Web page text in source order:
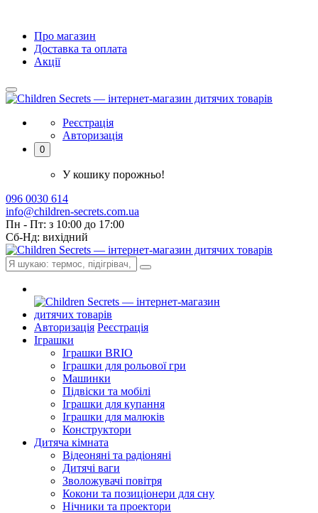
Про магазин
Доставка та оплата
Акції
Реєстрація
Авторизація
0
У кошику порожньо!
096 0030 614
info@children-secrets.com.ua
Пн - Пт: з 10:00 до 17:00
Сб-Нд: вихідний
Авторизація Реєстрація
Іграшки
Іграшки BRIO
Іграшки для рольової гри
Машинки
Підвіски та мобілі
Іграшки для купання
Іграшки для малюків
Конструктори
Дитяча кімната
Відеоняні та радіоняні
Дитячі ваги
Зволожувачі повітря
Кокони та позиціонери для сну
Нічники та проектори